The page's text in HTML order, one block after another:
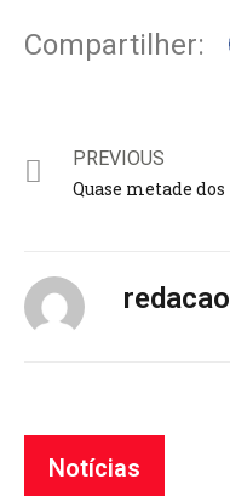
Compartilher:
PREVIOUS
redacao
Notícias